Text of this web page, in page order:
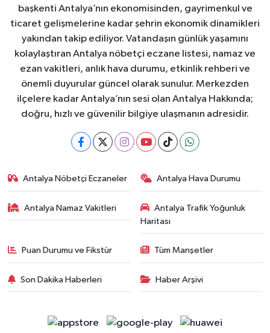
başkenti Antalya’nın ekonomisinden, gayrimenkul ve
ticaret gelişmelerine kadar şehrin ekonomik dinamikleri
yakından takip ediliyor. Vatandaşın günlük yaşamını
kolaylaştıran Antalya nöbetçi eczane listesi, namaz ve
ezan vakitleri, anlık hava durumu, etkinlik rehberi ve
önemli duyurular güncel olarak sunulur. Merkezden
ilçelere kadar Antalya’nın sesi olan Antalya Hakkında;
doğru, hızlı ve güvenilir bilgiye ulaşmanın adresidir.
Antalya Nöbetçi Eczaneler Antalya Hava Durumu
Antalya Namaz Vakitleri
Antalya Trafik Yoğunluk
Haritası
Puan Durumu ve Fikstür Tüm Manşetler
Son Dakika Haberleri Haber Arşivi